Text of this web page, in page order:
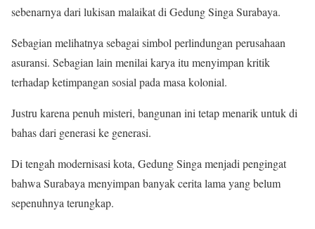
sebenarnya dari lukisan malaikat di Gedung Singa Surabaya.
Sebagian melihatnya sebagai simbol perlindungan perusahaan
asuransi. Sebagian lain menilai karya itu menyimpan kritik
terhadap ketimpangan sosial pada masa kolonial.
Justru karena penuh misteri, bangunan ini tetap menarik untuk di
bahas dari generasi ke generasi.
Di tengah modernisasi kota, Gedung Singa menjadi pengingat
bahwa Surabaya menyimpan banyak cerita lama yang belum
sepenuhnya terungkap.